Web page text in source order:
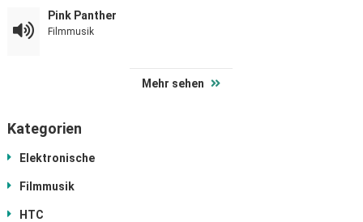
Pink Panther
Filmmusik
Mehr sehen
Kategorien
Elektronische
Filmmusik
HTC